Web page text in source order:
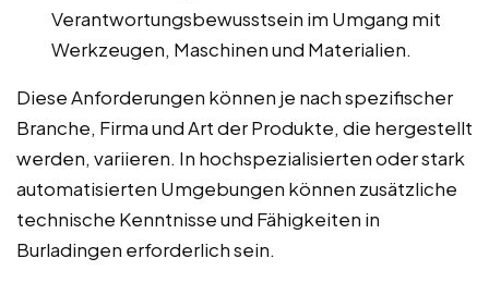
Verantwortungsbewusstsein im Umgang mit
Werkzeugen, Maschinen und Materialien.
Diese Anforderungen können je nach spezifischer
Branche, Firma und Art der Produkte, die hergestellt
werden, variieren. In hochspezialisierten oder stark
automatisierten Umgebungen können zusätzliche
technische Kenntnisse und Fähigkeiten in
Burladingen erforderlich sein.